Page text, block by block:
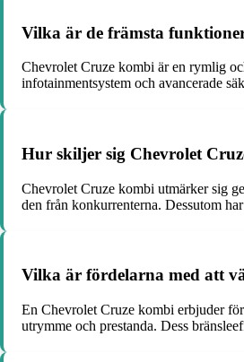
Vilka är de främsta
Chevrolet Cruze kombi är en rymlig
infotainmentsystem och avancerade
Hur skiljer sig Chevrolet
Chevrolet Cruze kombi utmärker sig
den från konkurrenterna. Dessutom
Vilka är fördelarna med att
En Chevrolet Cruze kombi erbjuder
utrymme och prestanda. Dess